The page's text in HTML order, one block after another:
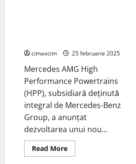
cimaxcim 25 februarie 2025
Mercedes AMG High
Performance Powertrains
(HPP), subsidiară deținută
integral de Mercedes-Benz
Group, a anunțat
dezvoltarea unui nou...
Read MoreRead
more